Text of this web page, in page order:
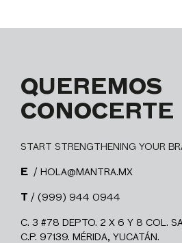
QUEREMOS
CONOCERTE
START STRENGTHENING YOUR
E / HOLA@MANTRA.MX
T / (999) 944 0944
C. 3 #78 DEPTO. 2 X 6 Y 8 COL.
C.P. 97139. MÉRIDA, YUCATÁN.